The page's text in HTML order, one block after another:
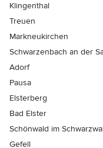
Klingenthal
Treuen
Markneukirchen
Schwarzenbach an der
Adorf
Pausa
Elsterberg
Bad Elster
Schönwald im
Gefell